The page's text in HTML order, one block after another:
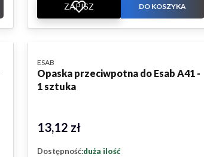
ZAPISZ DO KOSZYKA
Opaska przeciwpotna do Esab A41 -
1 sztuka
PRODUCENT
ESAB
Cena
13,12 zł
Dostępność:duża ilość